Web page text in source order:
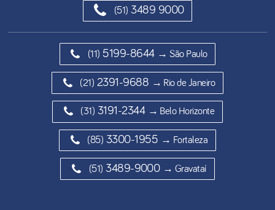
(51) 3489 9000
(11) 5199-8644 → São Paulo
(21) 2391-9688 → Rio de Janeiro
(31) 3191-2344 → Belo Horizonte
(85) 3300-1955 → Fortaleza
(51) 3489-9000 → Gravataí